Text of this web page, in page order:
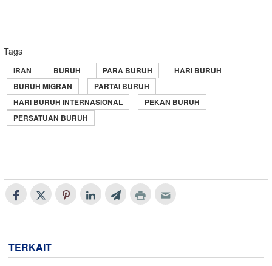
Tags
IRAN BURUH PARA BURUH
HARI BURUH
BURUH MIGRAN
PARTAI BURUH
HARI BURUH INTERNASIONAL
PEKAN BURUH
PERSATUAN BURUH
TERKAIT